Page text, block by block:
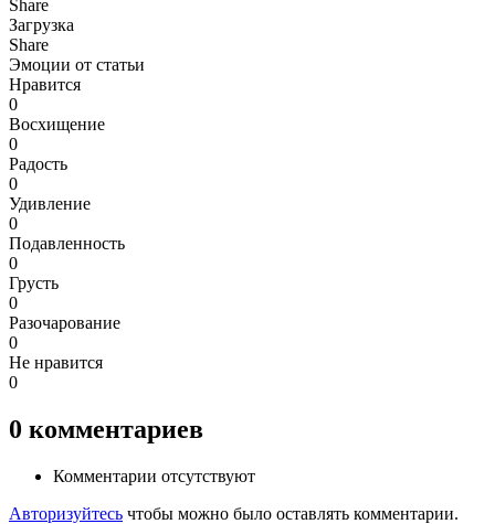
Share
Загрузка
Share
Эмоции от статьи
Нравится
0
Восхищение
0
Радость
0
Удивление
0
Подавленность
0
Грусть
0
Разочарование
0
Не нравится
0
0 комментариев
Комментарии отсутствуют
Авторизуйтесь чтобы можно было оставлять комментарии.